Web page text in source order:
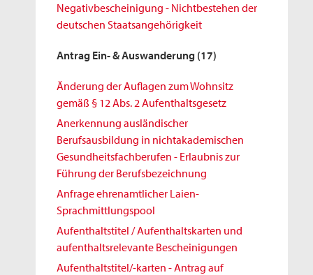
Negativbescheinigung - Nichtbestehen der
deutschen Staatsangehörigkeit
Antrag Ein- & Auswanderung (17)
Änderung der Auflagen zum Wohnsitz
gemäß § 12 Abs. 2 Aufenthaltsgesetz
Anerkennung ausländischer
Berufsausbildung in nichtakademischen
Gesundheitsfachberufen - Erlaubnis zur
Führung der Berufsbezeichnung
Anfrage ehrenamtlicher Laien-
Sprachmittlungspool
Aufenthaltstitel / Aufenthaltskarten und
aufenthaltsrelevante Bescheinigungen
Aufenthaltstitel/-karten - Antrag auf